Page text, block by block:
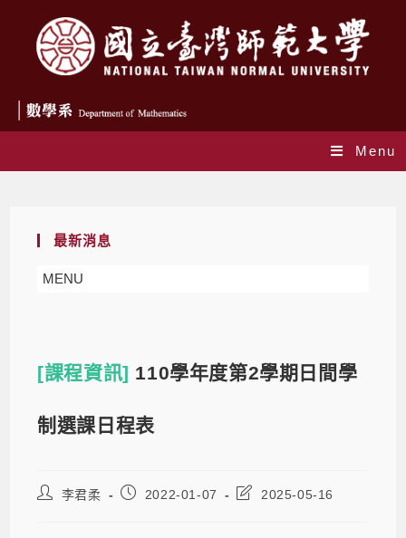
Menu
最新消息
MENU
[課程資訊] 110學年度第2學期日間學
制選課日程表
李君柔 2022-01-07 2025-05-16